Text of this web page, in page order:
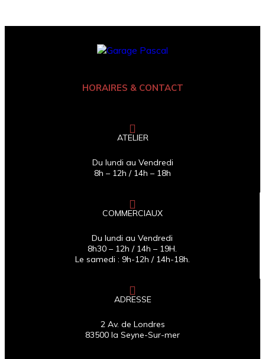
HORAIRES & CONTACT
ATELIER
Du lundi au Vendredi
8h – 12h / 14h – 18h
COMMERCIAUX
Du lundi au Vendredi
8h30 – 12h / 14h – 19H.
Le samedi : 9h-12h / 14h-18h.
ADRESSE
2 Av. de Londres
83500 la Seyne-Sur-mer